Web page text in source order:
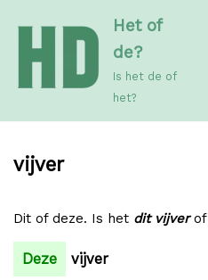
de
inhoud
Het of
de?
Is het de of
het?
vijver
Dit of deze. Is het dit vijverof
Deze vijver